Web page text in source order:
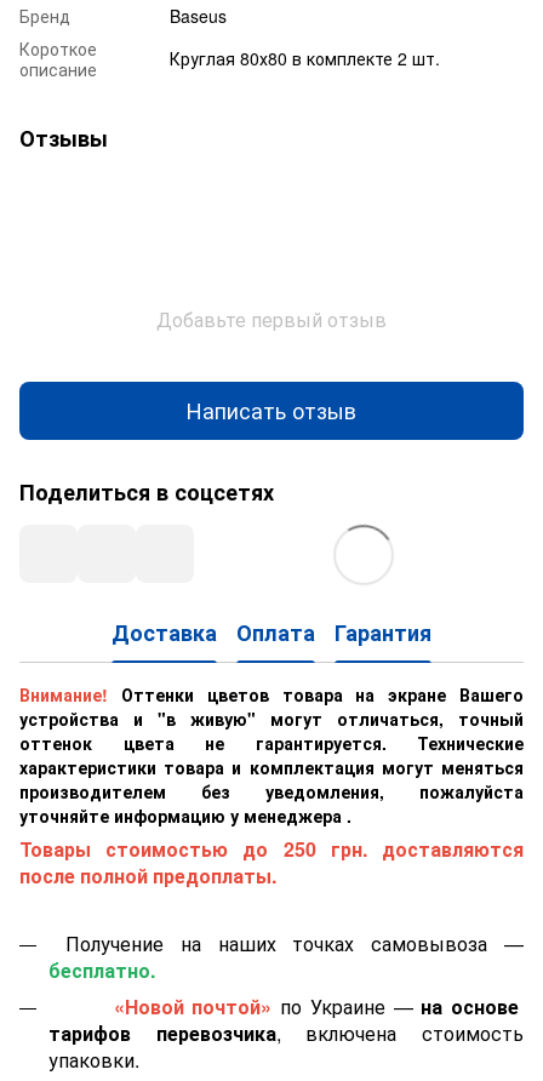
Бренд
Baseus
Короткое
описание
Круглая 80х80 в комплекте 2 шт.
Отзывы
Добавьте первый отзыв
Написать отзыв
Поделиться в соцсетях
Доставка Оплата Гарантия
Внимание!
Оттенки цветов товара на экране Вашего
устройства и "в живую" могут отличаться, точный
оттенок цвета не гарантируется. Технические
характеристики товара и комплектация могут меняться
производителем без уведомления, пожалуйста
уточняйте информацию у менеджера .
Товары стоимостью до 250 грн. доставляются
после полной предоплаты.
Получение на наших точках самовывоза —
бесплатно.
«Новой почтой» по Украине — на основе
тарифов перевозчика, включена стоимость
упаковки.